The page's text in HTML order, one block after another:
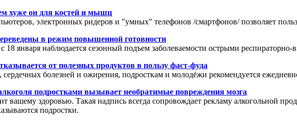
хуже он для костей и мышц
электронных ридеров и "умных" телефонов /смартфонов/ позволяет
в режим повышенной готовности
с 18 января наблюдается сезонный подъем заболеваемости острыми
от полезных продуктов в пользу фаст-фуда
сердечных болезней и ожирения, подросткам и молодёжи рекомендуется
подростками вызывает необратимые повреждения мозга
вашему здоровью. Такая надпись всегда сопровождает рекламу алкогольной
подростки.